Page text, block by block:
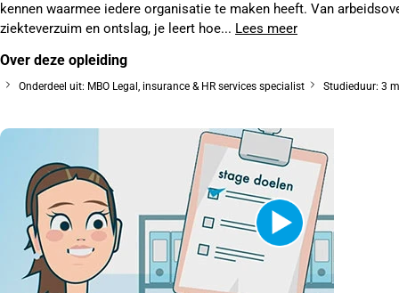
kennen waarmee iedere organisatie te maken heeft. Van
ziekteverzuim en ontslag, je leert hoe... Lees meer
Over deze opleiding
Onderdeel uit: MBO Legal, insurance & HR services specialist Studieduur: 3